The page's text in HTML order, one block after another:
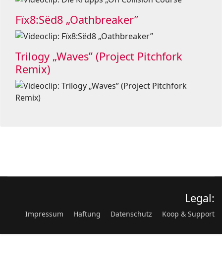
Fïx8:Sëd8 „Oathbreaker”
Trilogy „Waves” (Project Pitchfork
Remix)
Legal:
Impressum Haftung Datenschutz Koop & Support